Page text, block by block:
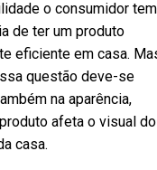
o consumidor tem
de ter um produto
eficiente em casa.
questão deve-se
na aparência,
afeta o visual do
casa.